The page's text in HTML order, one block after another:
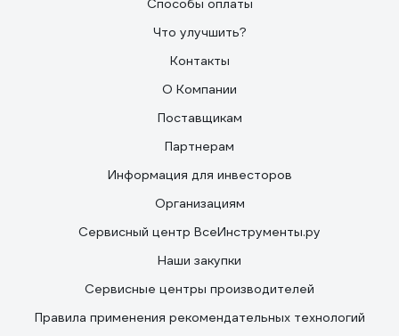
Способы оплаты
Что улучшить?
Контакты
О Компании
Поставщикам
Партнерам
Информация для инвесторов
Организациям
Сервисный центр ВсеИнструменты.ру
Наши закупки
Сервисные центры производителей
Правила применения рекомендательных технологий